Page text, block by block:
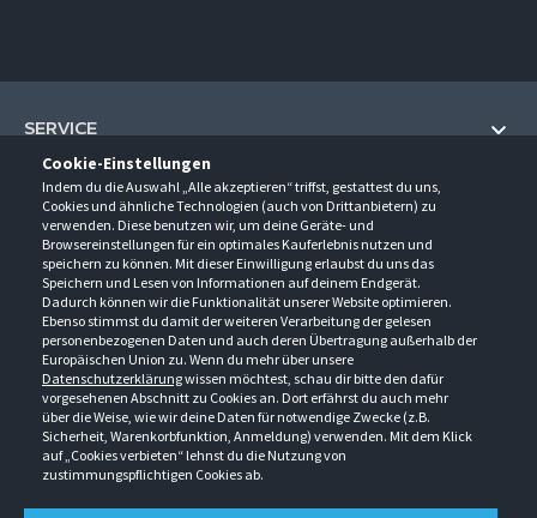
Cookie-Einstellungen
Indem du die Auswahl „Alle akzeptieren“ triffst, gestattest du uns,
Cookies und ähnliche Technologien (auch von Drittanbietern) zu
verwenden. Diese benutzen wir, um deine Geräte- und
Browsereinstellungen für ein optimales Kauferlebnis nutzen und
speichern zu können. Mit dieser Einwilligung erlaubst du uns das
Speichern und Lesen von Informationen auf deinem Endgerät.
Dadurch können wir die Funktionalität unserer Website optimieren.
Ebenso stimmst du damit der weiteren Verarbeitung der gelesen
personenbezogenen Daten und auch deren Übertragung außerhalb der
Europäischen Union zu. Wenn du mehr über unsere
Datenschutzerklärungwissen möchtest, schau dir bitte den dafür
vorgesehenen Abschnitt zu Cookies an. Dort erfährst du auch mehr
über die Weise, wie wir deine Daten für notwendige Zwecke (z.B.
Sicherheit, Warenkorbfunktion, Anmeldung) verwenden. Mit dem Klick
auf „Cookies verbieten“ lehnst du die Nutzung von
zustimmungspflichtigen Cookies ab.
SERVICE
Hilfe und Information
Fragen und Antworten (FAQ)
Kontakt
Newsletter
Events
Downloads
Kataloge
UNTERNEHMEN
Über uns
Anfahrt
Ansprechpartner
Außendienstbesuch
Jobs & Ausbildung
Retouren/Reklamationen
KONTAKT
Gröner-Schulze GmbH
Sarirstraße 5
12529 Schönefeld
Berlin-Schönefeld: +49 30 68 29 54-0
Saerbeck: +49 2574 88750-0
Weißenhorn: +49 731 3982-0
info@groener-schulze.com
ÖFFNUNGSZEITEN
Montag - Donnerstag
9:00 - 17:00
Freitag
9:00 - 15:00
FOLGE UNS
AGB Datenschutzbestimmungen Impressum